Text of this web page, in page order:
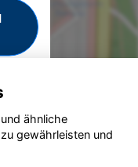
2020 - 2026
ähnliche
gewährleisten und